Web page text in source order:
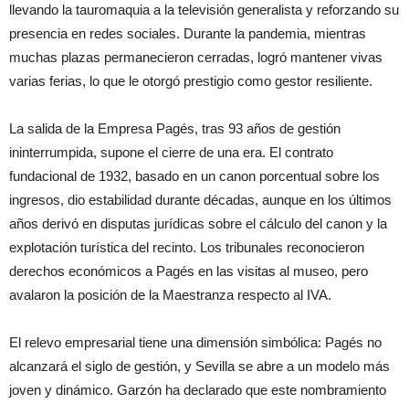
llevando la tauromaquia a la televisión generalista y reforzando su
presencia en redes sociales. Durante la pandemia, mientras
muchas plazas permanecieron cerradas, logró mantener vivas
varias ferias, lo que le otorgó prestigio como gestor resiliente.
La salida de la Empresa Pagés, tras 93 años de gestión
ininterrumpida, supone el cierre de una era. El contrato
fundacional de 1932, basado en un canon porcentual sobre los
ingresos, dio estabilidad durante décadas, aunque en los últimos
años derivó en disputas jurídicas sobre el cálculo del canon y la
explotación turística del recinto. Los tribunales reconocieron
derechos económicos a Pagés en las visitas al museo, pero
avalaron la posición de la Maestranza respecto al IVA.
El relevo empresarial tiene una dimensión simbólica: Pagés no
alcanzará el siglo de gestión, y Sevilla se abre a un modelo más
joven y dinámico. Garzón ha declarado que este nombramiento